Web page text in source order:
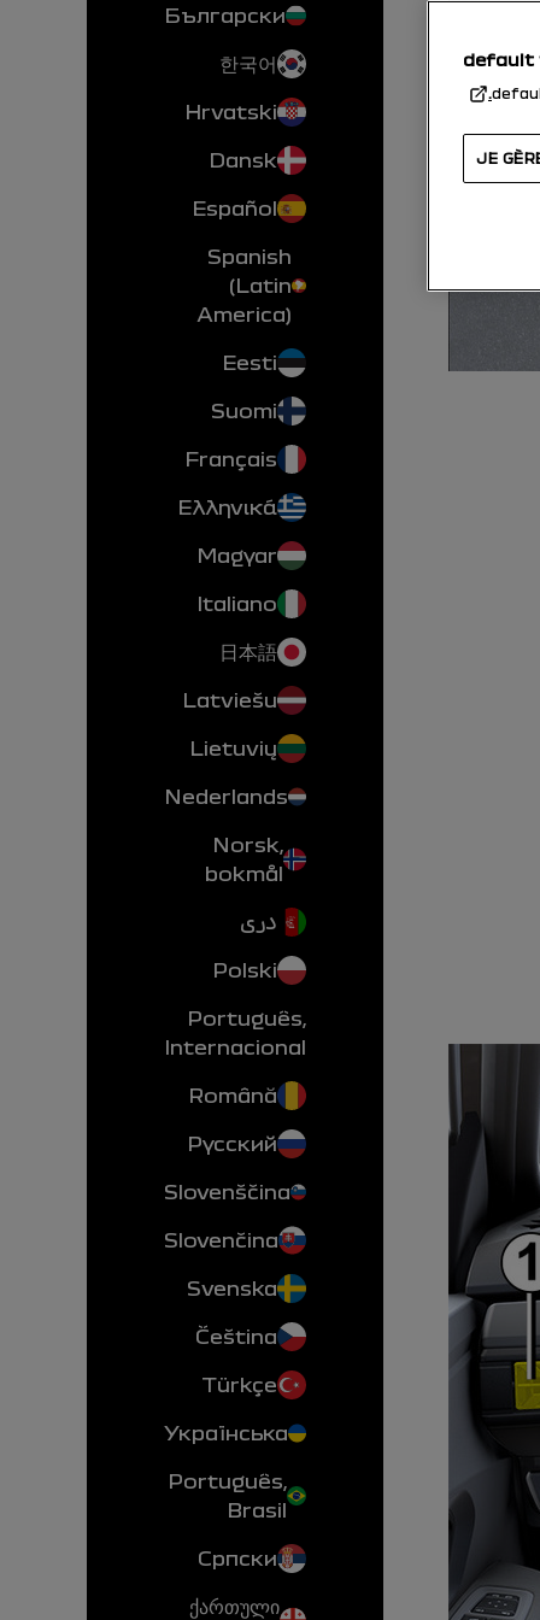
Български
한국어
Hrvatski
Dansk
Español
Spanish
(Latin
America)
Eesti
Suomi
Français
Ελληνικά
Magyar
Italiano
日本語
Latviešu
Lietuvių
Nederlands
Norsk,
bokmål
دری
Polski
Português,
Internacional
Română
Русский
Slovenščina
Slovenčina
Svenska
Čeština
Türkçe
Українська
Português,
Brasil
Српски
ქართული
default
JE